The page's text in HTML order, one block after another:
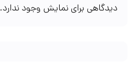
دیدگاهی برای نمایش وجود ندارد.